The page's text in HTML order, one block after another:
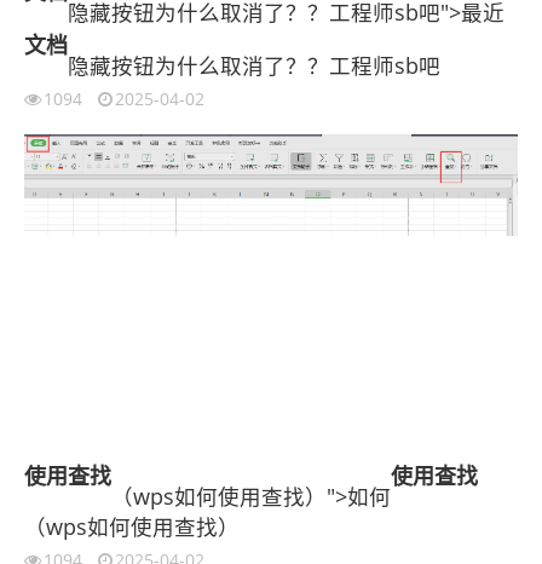
隐藏按钮为什么取消了？？工程师sb吧">最近
文档
隐藏按钮为什么取消了？？工程师sb吧
1094 2025-04-02
使用查找
（wps如何使用查找）">如何
使用查找
（wps如何使用查找）